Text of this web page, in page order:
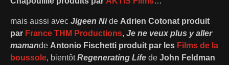
mais aussi avec Jigeen Nide Adrien Cotonat produit
par France THM Productions, Je ne veux plus y aller
mamande Antonio Fischetti produit par les Films de la
boussole, bientôtRegenerating Life de John Feldman